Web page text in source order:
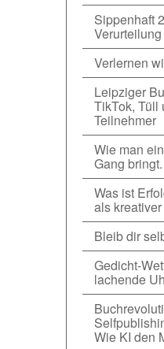
Sippenhaft
Verlernen
Leipziger
TikTok, Tüll
Teilnehmer
Wie man
Gang
Was ist
als
Bleib dir
Gedicht-
lachende
Wie KI den